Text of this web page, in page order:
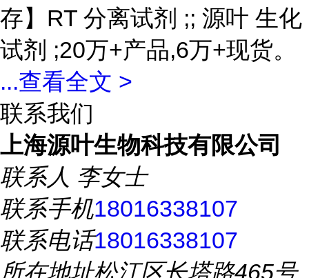
存】RT 分离试剂 ;; 源叶 生化
试剂 ;20万+产品,6万+现货。
...查看全文 >
联系我们
上海源叶生物科技有限公司
联系人 李女士
联系手机18016338107
联系电话18016338107
所在地址松江区长塔路465号